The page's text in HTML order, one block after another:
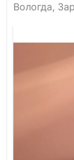
Вологда,